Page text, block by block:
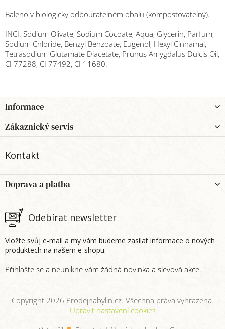
Baleno v biologicky odbouratelném obalu (kompostovatelný).
INCI: Sodium Olivate, Sodium Cocoate, Aqua, Glycerin, Parfum,
Sodium Chloride, Benzyl Benzoate, Eugenol, Hexyl Cinnamal,
Tetrasodium Glutamate Diacetate, Prunus Amygdalus Dulcis Oil,
CI 77288, CI 77492, CI 11680.
á
p
a
Informace
Zákaznický servis
Kontakt
Odebírat newsletter
Vložte svůj e-mail a my vám budeme zasílat informace o nových
produktech na našem e-shopu.
Doprava a platba
Copyright 2026 Prodejnabylin.cz. Všechna práva vyhrazena.
Upravit nastavení cookies